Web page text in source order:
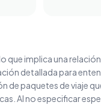
que implica una
detallada para
de paquetes de viaje
Al no especificar